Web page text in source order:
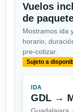
Vuelos
de
Mostramos ida
horario,
pre-cotizar.
Sujeto a
IDA
GDL →